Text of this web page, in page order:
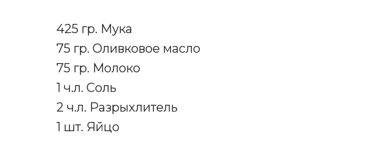
425 гр. Мука
75 гр. Оливковое масло
75 гр. Молоко
1 ч.л. Соль
2 ч.л. Разрыхлитель
1 шт. Яйцо